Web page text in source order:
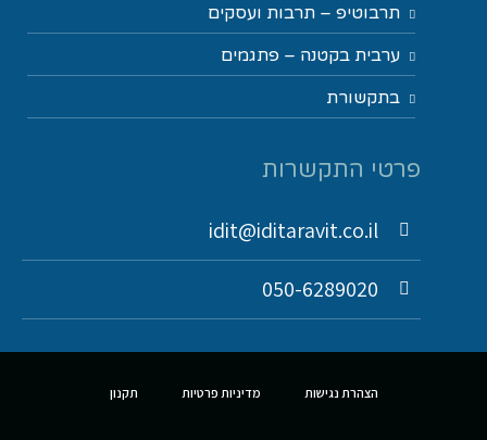
תרבוטיפ – תרבות ועסקים
ערבית בקטנה – פתגמים
בתקשורת
פרטי התקשרות
idit@iditaravit.co.il
050-6289020
הצהרת נגישות מדיניות פרטיות תקנון